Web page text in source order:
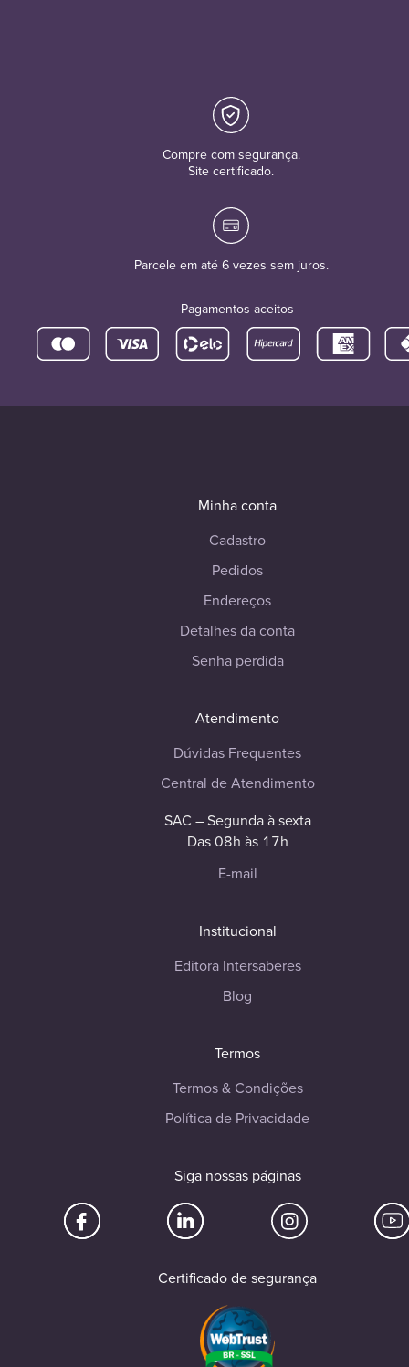
Compre com segurança.
Site certificado.
Parcele em até 6 vezes sem juros.
Pagamentos aceitos
Minha conta
Cadastro
Pedidos
Endereços
Detalhes da conta
Senha perdida
Atendimento
Dúvidas Frequentes
Central de Atendimento
SAC – Segunda à sexta
Das 08h às 17h
E-mail
Institucional
Editora Intersaberes
Blog
Termos
Termos & Condições
Política de Privacidade
Siga nossas páginas
Certificado de segurança